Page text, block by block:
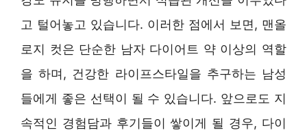
고 털어놓고 있습니다. 이러한 점에서 보면, 맨올
로지 컷은 단순한 남자 다이어트 약 이상의 역할
을 하며, 건강한 라이프스타일을 추구하는 남성
들에게 좋은 선택이 될 수 있습니다. 앞으로도 지
속적인 경험담과 후기들이 쌓이게 될 경우, 다이